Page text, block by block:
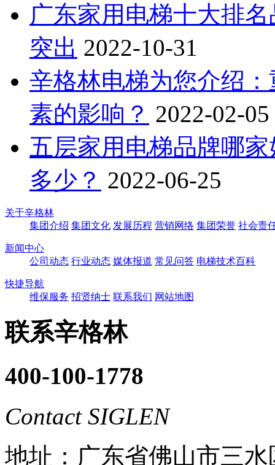
广东家用电梯十大排
突出 2022-10-31
辛格林电梯为您介绍
素的影响？ 2022-02-05
五层家用电梯品牌哪
多少？ 2022-06-25
关于辛格林
集团介绍 集团文化 发展历程 营销网络 集团荣誉 社会责
新闻中心
公司动态 行业动态 媒体报道 常见问答 电梯技术百科
快捷导航
维保服务 招贤纳士 联系我们 网站地图
联系辛格林
400-100-1778
Contact SIGLEN
地址：广东省佛山市三